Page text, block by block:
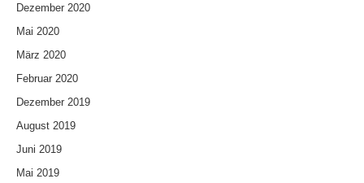
Dezember 2020
Mai 2020
März 2020
Februar 2020
Dezember 2019
August 2019
Juni 2019
Mai 2019